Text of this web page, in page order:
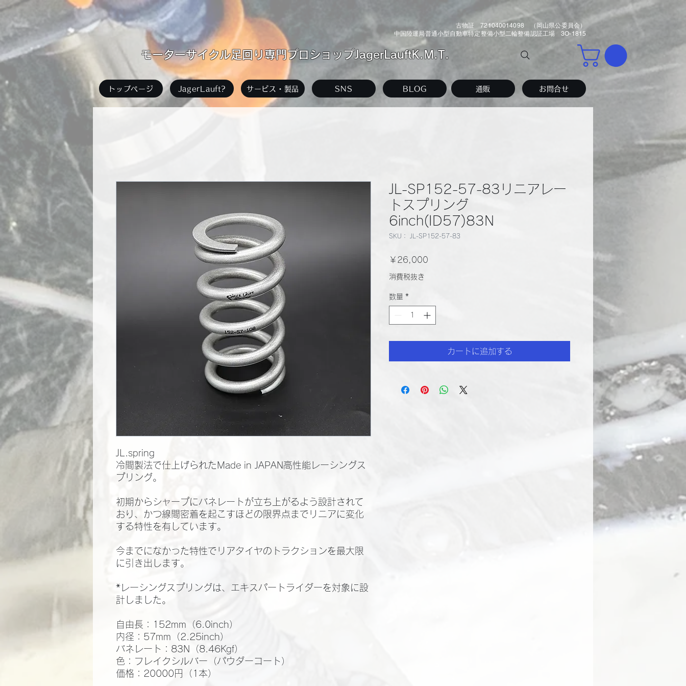
古物証 721040014098 （岡山県公委員会）
中国陸運局普通小型自動車特定整備小型二輪整備認証工場 3O-1815
​モーターサイクル足回り専門プロショップJagerLauftK.M.T.
トップページ JagerLauft? サービス・製品 SNS BLOG 通販 お問合せ
JL.spring
冷間製法で仕上げられたMade in JAPAN高性能レーシングス
プリング。
初期からシャープにバネレートが立ち上がるよう設計されて
おり、かつ線間密着を起こすほどの限界点までリニアに変化
する特性を有しています。
今までになかった特性でリアタイヤのトラクションを最大限
に引き出します。
*レーシングスプリングは、エキスパートライダーを対象に設
計しました。
自由長：152mm（6.0inch）
内径：57mm（2.25inch）
バネレート：83N（8.46Kgf）
色：フレイクシルバー（パウダーコート）
価格：20000円（1本）
JL-SP152-57-83リニアレー
トスプリング
6inch(ID57)83N
SKU： JL-SP152-57-83
￥26,000
消費税抜き
数量 *
カートに追加する